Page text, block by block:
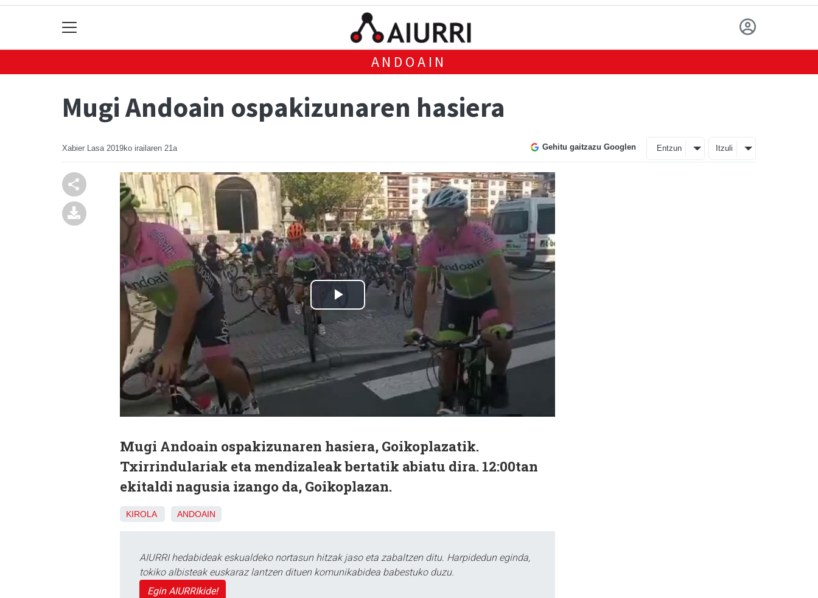
ANDOAIN
Mugi Andoain ospakizunaren hasiera
Xabier Lasa 2019ko irailaren 21a Gehitu gaitzazu Googlen Entzun Itzuli
Mugi Andoain ospakizunaren hasiera, Goikoplazatik.
Txirrindulariak eta mendizaleak bertatik abiatu dira. 12:00tan
ekitaldi nagusia izango da, Goikoplazan.
KIROLA ANDOAIN
AIURRI hedabideak eskualdeko nortasun hitzak jaso eta zabaltzen ditu. Harpidedun eginda,
tokiko albisteak euskaraz lantzen dituen komunikabidea babestuko duzu.
Egin AIURRIkide!